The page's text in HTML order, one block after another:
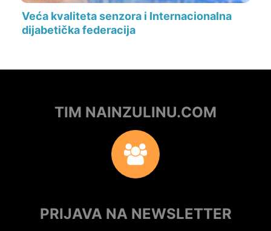
Veća kvaliteta senzora i Internacionalna
dijabetička federacija
TIM NAINZULINU.COM
PRIJAVA NA NEWSLETTER